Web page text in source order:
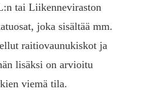
tai Liikenneviraston
joka sisältää mm.
raitiovaunukiskot ja
lisäksi on arvioitu
viemä tila.